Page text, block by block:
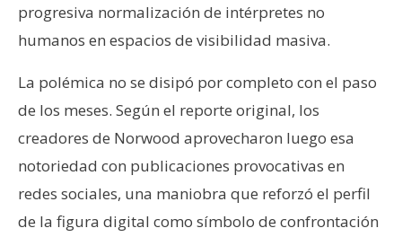
progresiva normalización de intérpretes no
humanos en espacios de visibilidad masiva.
La polémica no se disipó por completo con el paso
de los meses. Según el reporte original, los
creadores de Norwood aprovecharon luego esa
notoriedad con publicaciones provocativas en
redes sociales, una maniobra que reforzó el perfil
de la figura digital como símbolo de confrontación